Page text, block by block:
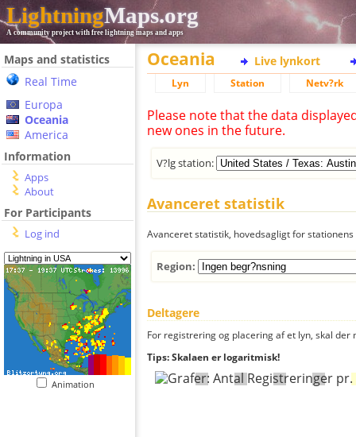
LightningMaps.org
A community project with free lightning maps and apps
Maps and statistics
Real Time
Europa
Oceania
America
Information
Apps
About
For Participants
Log ind
Animation
Oceania Live lynkort
Lyn Station Netv?rk
Please note that the data
new ones in the future.
V?lg station:
Avanceret statistik
Avanceret statistik, hovedsagligt for
Region:
Deltagere
For registrering og placering af et lyn, skal
Tips: Skalaen er logaritmisk!